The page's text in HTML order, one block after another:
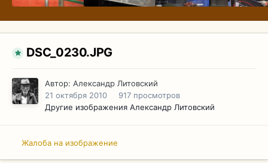
DSC_0230.JPG
Автор: Александр Литовский
21 октября 2010
917 просмотров
Другие изображения Александр Литовский
Жалоба на изображение